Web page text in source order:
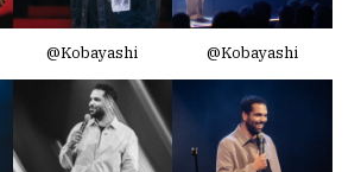
@Kobayashi @Kobayashi